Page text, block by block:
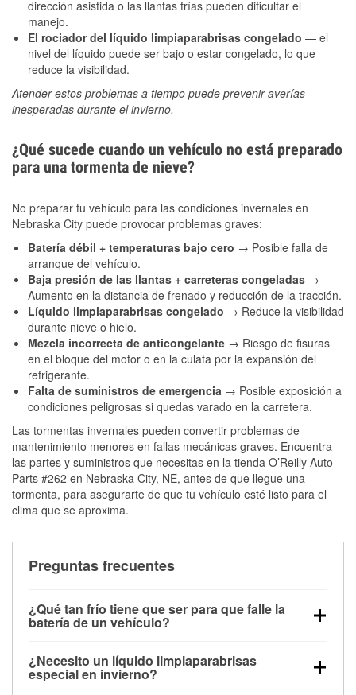
dirección asistida o las llantas frías pueden dificultar el
manejo.
El rociador del líquido limpiaparabrisas congelado — el
nivel del líquido puede ser bajo o estar congelado, lo que
reduce la visibilidad.
Atender estos problemas a tiempo puede prevenir averías
inesperadas durante el invierno.
¿Qué sucede cuando un vehículo no está preparado
para una tormenta de nieve?
No preparar tu vehículo para las condiciones invernales en
Nebraska City puede provocar problemas graves:
Batería débil + temperaturas bajo cero → Posible falla de
arranque del vehículo.
Baja presión de las llantas + carreteras congeladas →
Aumento en la distancia de frenado y reducción de la tracción.
Líquido limpiaparabrisas congelado → Reduce la visibilidad
durante nieve o hielo.
Mezcla incorrecta de anticongelante → Riesgo de fisuras
en el bloque del motor o en la culata por la expansión del
refrigerante.
Falta de suministros de emergencia → Posible exposición a
condiciones peligrosas si quedas varado en la carretera.
Las tormentas invernales pueden convertir problemas de
mantenimiento menores en fallas mecánicas graves. Encuentra
las partes y suministros que necesitas en la tienda O’Reilly Auto
Parts #262 en Nebraska City, NE, antes de que llegue una
tormenta, para asegurarte de que tu vehículo esté listo para el
clima que se aproxima.
Preguntas frecuentes
¿Qué tan frío tiene que ser para que falle la
batería de un vehículo?
debajo de los 32 °F y puede perder hasta la mitad de
su potencia de arranque cerca de los 0 °F, lo que
¿Necesito un líquido limpiaparabrisas
especial en invierno?